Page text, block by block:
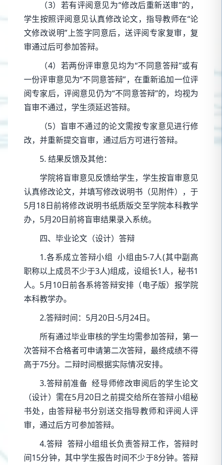
（3）若有评阅意见为“修改后重新送审”的，
学生按照评阅意见认真修改论文，指导教师在“论
文修改说明”上签字同意后，送评阅专家复审，复
审通过后可参加答辩。
（4）若两份评审意见均为“不同意答辩”或有
一份评审意见为“不同意答辩”，在重新追加一位评
阅专家后，评阅意见仍为“不同意答辩”的，均视为
盲审不通过，学生须延迟答辩。
（5）盲审不通过的论文需按专家意见进行修
改，并重新提交盲审，通过后方可进行答辩。
5. 结果反馈及其他：
学院将盲审意见反馈给学生，学生按盲审意见
认真修改论文，并填写修改说明书（见附件），于
5月18日前将修改说明书纸质版交至学院本科教学
办，5月20日前将盲审结果录入系统。
四、毕业论文（设计）答辩
1.各系成立答辩小组 小组由5-7人(其中副高
职称以上成员不少于3人)组成，设组长1人，秘书1
人。5月10日前各系将答辩安排（电子版）报学院
本科教学办。
2.答辩时间：5月20日-5月24日。
所有通过毕业审核的学生均需参加答辩，第一
次答辩不合格者可申请第二次答辩，最终成绩不得
高于75分。二辩时间根据实际情况安排。
3.答辩前准备 经导师修改审阅后的学生论文
（设计）需在5月20日之前提交给所在答辩小组秘
书处，由答辩秘书分别送交指导教师和评阅人评
审，通过后方可参加答辩。
4.答辩 答辩小组组长负责答辩工作，答辩时
间15分钟，其中学生报告时间不少于8分钟。答辩